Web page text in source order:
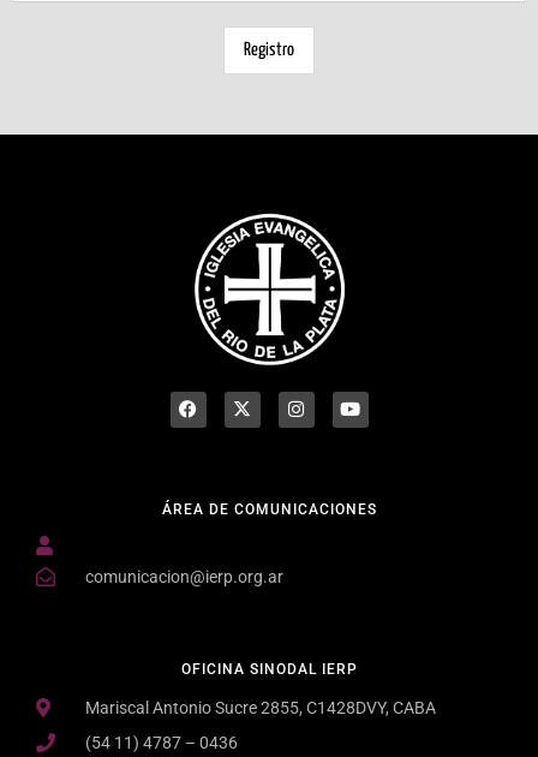
OFICINA SINODAL IERP
Mariscal Antonio Sucre 2855, C1428DVY, CABA
(54 11) 4787 – 0436
ÁREA DE COMUNICACIONES
comunicacion@ierp.org.ar